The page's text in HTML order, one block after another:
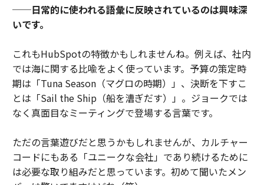
──日常的に使われる語彙に反映されているのは興味深
いです。
これもHubSpotの特徴かもしれませんね。例えば、社内
では海に関する比喩をよく使っています。予算の策定時
期は「Tuna Season（マグロの時期）」、決断を下すこ
とは「Sail the Ship（船を漕ぎだす）」。ジョークでは
なく真面目なミーティングで登場する言葉です。
ただの言葉遊びだと思うかもしれませんが、カルチャー
コードにもある「ユニークな会社」であり続けるために
は必要な取り組みだと思っています。初めて聞いたメン